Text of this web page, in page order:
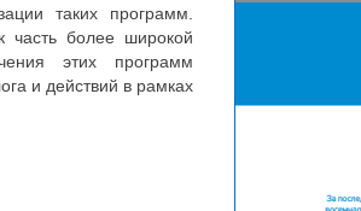
таких программ.
часть более широкой
этих программ
и действий в рамках